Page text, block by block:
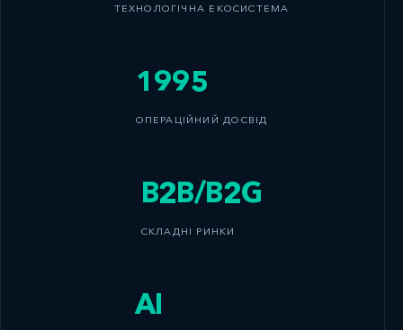
ТЕХНОЛОГІЧНА ЕКОСИСТЕМА
1995
ОПЕРАЦІЙНИЙ ДОСВІД
B2B/B2G
СКЛАДНІ РИНКИ
AI